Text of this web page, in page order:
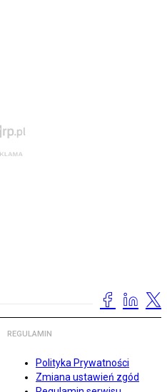
REGULAMIN
Polityka Prywatności
Zmiana ustawień zgód